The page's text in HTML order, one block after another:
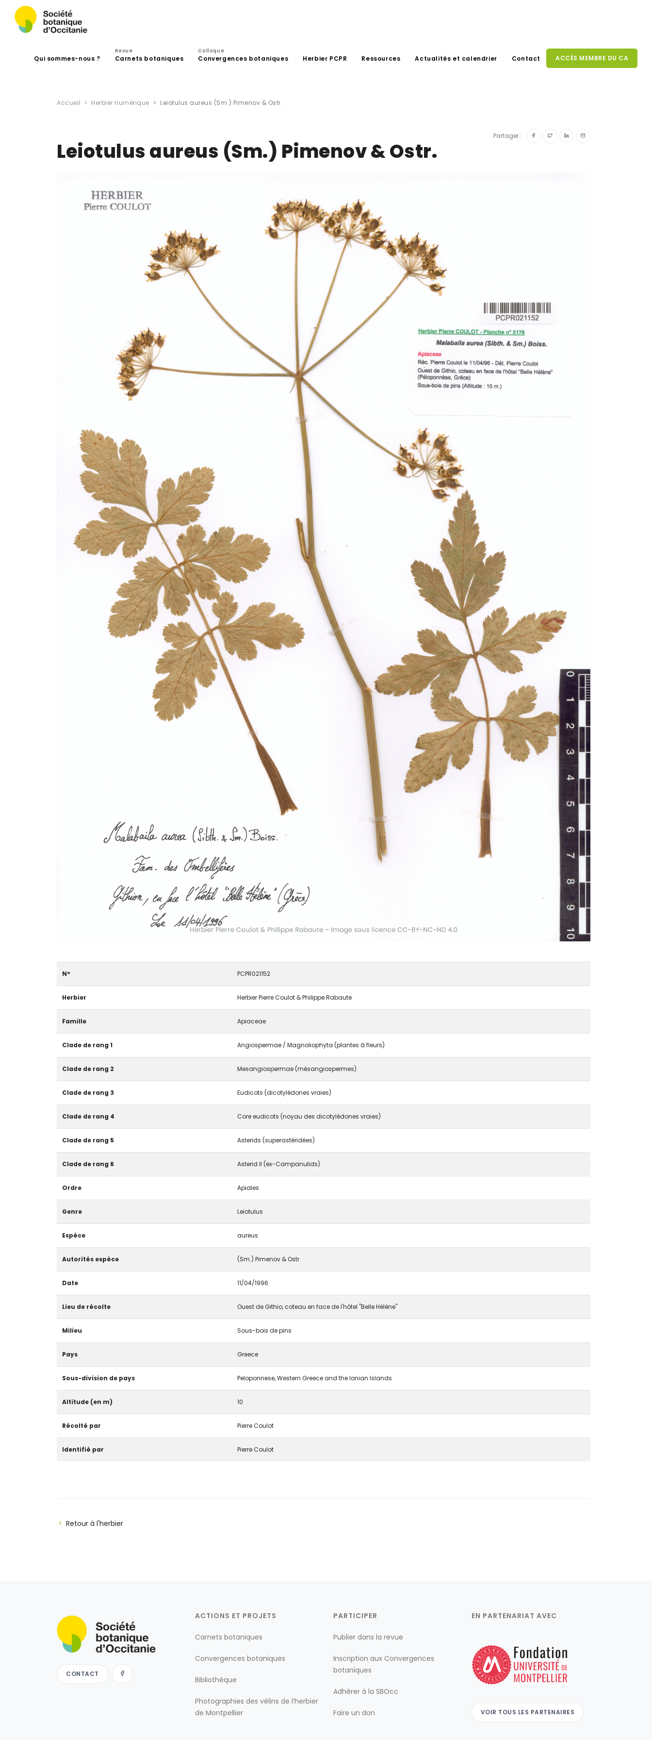
Qui sommes-nous ?
Revue
Carnets botaniques
Colloque
Convergences botaniques Herbier PCPR Ressources Actualités et calendrier Contact ACCÈS MEMBRE DU CA
Accueil Herbier numérique Leiotulus aureus (Sm.) Pimenov & Ostr.
Partager :
Leiotulus aureus (Sm.) Pimenov & Ostr.
N° PCPR021152
Herbier Herbier Pierre Coulot & Philippe Rabaute
Famille Apiaceae
Clade de rang 1 Angiospermae / Magnoliophyta (plantes à fleurs)
Clade de rang 2 Mesangiospermae (mésangiospermes)
Clade de rang 3 Eudicots (dicotylédones vraies)
Clade de rang 4 Core eudicots (noyau des dicotylédones vraies)
Clade de rang 5 Asterids (superastéridées)
Clade de rang 6 Asterid II (ex-Campanulids)
Ordre Apiales
Genre Leiotulus
Espèce aureus
Autorités espèce (Sm.) Pimenov & Ostr.
Date 11/04/1996
Lieu de récolte Ouest de Githio, coteau en face de l'hôtel "Belle Hélène"
Milieu Sous-bois de pins
Pays Greece
Sous-division de pays Peloponnese, Western Greece and the Ionian Islands
Altitude (en m) 10
Récolté par Pierre Coulot
Identifié par Pierre Coulot
Retour à l'herbier
CONTACT
ACTIONS ET PROJETS
Carnets botaniques
Convergences botaniques
Bibliothèque
Photographies des vélins de l’herbier
de Montpellier
PARTICIPER
Publier dans la revue
Inscription aux Convergences
botaniques
Adhérer à la SBOcc
Faire un don
EN PARTENARIAT AVEC
VOIR TOUS LES PARTENAIRES